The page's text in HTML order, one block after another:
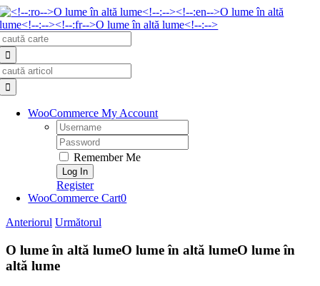
Skip
to
content
WooCommerce My Account
Username:
Password:
Remember Me
Register
WooCommerce Cart0
Anteriorul Următorul
O lume în altă lumeO lume în altă lumeO lume în
altă lume